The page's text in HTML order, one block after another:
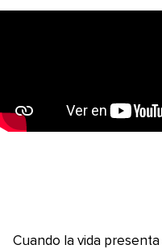
Cuando la vida